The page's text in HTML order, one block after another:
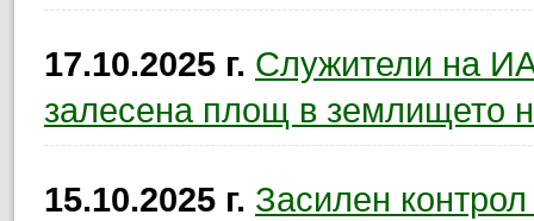
17.10.2025 г. Служители на
залесена площ в землището
15.10.2025 г. Засилен